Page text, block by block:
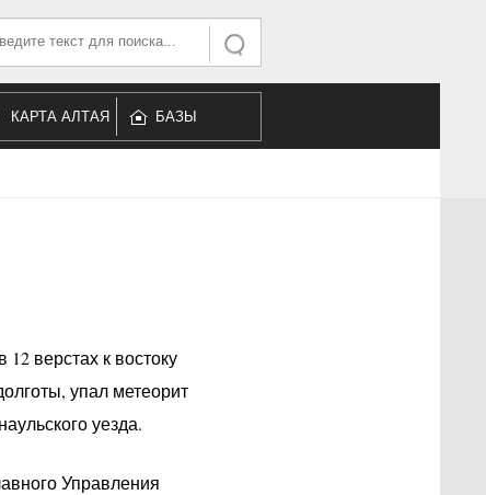
Искать
КАРТА АЛТАЯ БАЗЫ
верстах к востоку
упал метеорит
уезда.
Управления